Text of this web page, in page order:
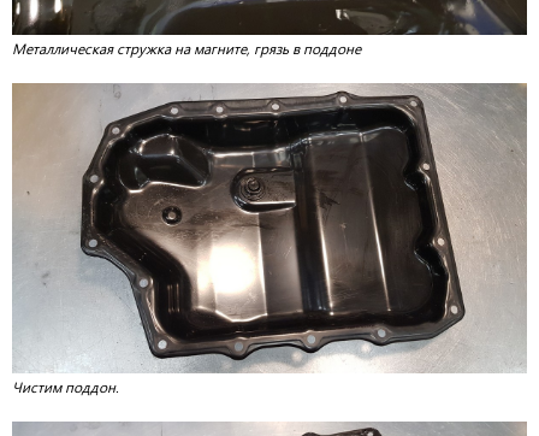
Металлическая стружка на магните, грязь в поддоне
Чистим поддон.